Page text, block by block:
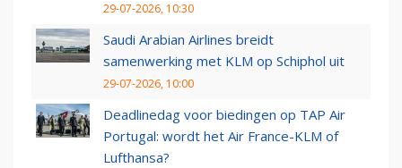
29-07-2026, 10:30
Saudi Arabian Airlines breidt
samenwerking met KLM op Schiphol uit
29-07-2026, 10:00
Deadlinedag voor biedingen op TAP Air
Portugal: wordt het Air France-KLM of
Lufthansa?